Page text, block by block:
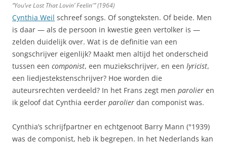
“You’ve Lost That Lovin’ Feelin'” (1964)
Cynthia Weil schreef songs. Of songteksten. Of beide. Men
is daar — als de persoon in kwestie geen vertolker is —
zelden duidelijk over. Wat is de definitie van een
songschrijver eigenlijk? Maakt men altijd het onderscheid
tussen een componist, een muziekschrijver, en een lyricist,
een liedjestekstenschrijver? Hoe worden die
auteursrechten verdeeld? In het Frans zegt men parolier en
ik geloof dat Cynthia eerder parolier dan componist was.
Cynthia’s schrijfpartner en echtgenoot Barry Mann (°1939)
was de componist, heb ik begrepen. In het Nederlands kan